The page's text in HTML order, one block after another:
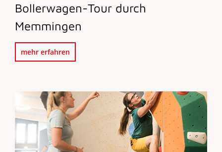
Bollerwagen-Tour durch
Memmingen
mehr erfahren